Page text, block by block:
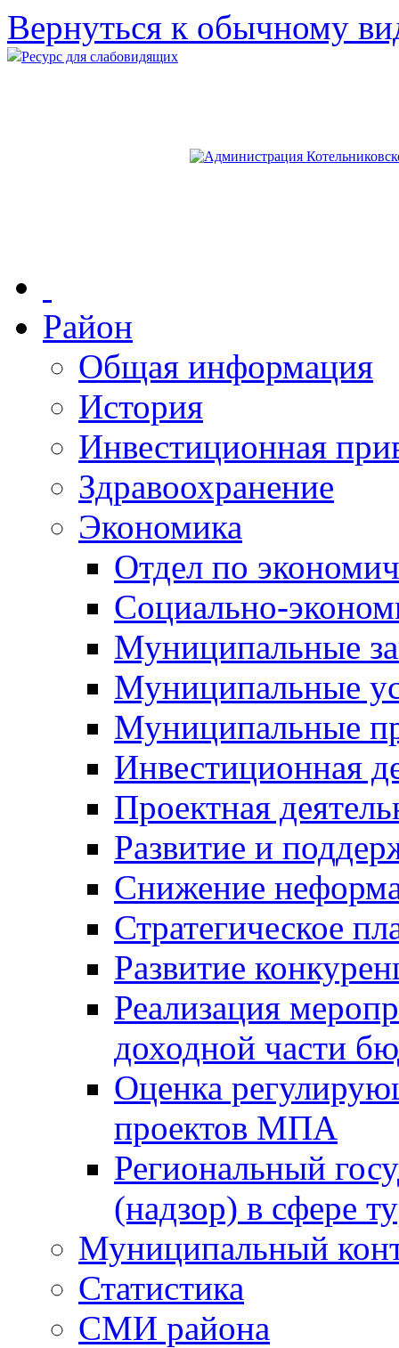
Вернуться к обычному
Ресурс для слабовидящих
Район
Общая информация
История
Инвестиционная
Здравоохранение
Экономика
Отдел по
Социально-
Муниципальные
Муниципальные
Муниципальные
Инвестиционная
Проектная
Развитие и
Снижение
Стратегическое
Развитие
Реализация
доходной части
Оценка
проектов МПА
Региональный
(надзор) в сфере
Муниципальный
Статистика
СМИ района